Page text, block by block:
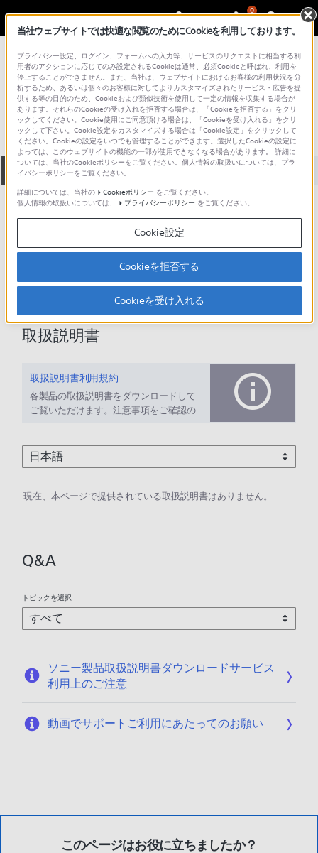
0
総合サポート・お問い合わせ プロフェッショナル／業務用
BZS-7540X
全て ダウンロード 取扱説明書 Q&A
ダウンロード
取扱説明書
取扱説明書利用規約
各製品の取扱説明書をダウンロードして
ご覧いただけます。注意事項をご確認の
現在、本ページで提供されている取扱説明書はありません。
Q&A
トピックを選択
ソニー製品取扱説明書ダウンロードサービス
利用上のご注意
動画でサポートご利用にあたってのお願い
このページはお役に立ちましたか？
当社ウェブサイトでは快適な閲覧のためにCookieを利用しております。
プライバシー設定、ログイン、フォームへの入力等、サービスのリクエストに相当する利
用者のアクションに応じてのみ設定されるCookieは通常、必須Cookieと呼ばれ、利用を
停止することができません。また、当社は、ウェブサイトにおけるお客様の利用状況を分
析するため、あるいは個々のお客様に対してよりカスタマイズされたサービス・広告を提
供する等の目的のため、Cookieおよび類似技術を使用して一定の情報を収集する場合が
あります。それらのCookieの受け入れを拒否する場合は、「Cookieを拒否する」をクリ
ックしてください。Cookie使用にご同意頂ける場合は、「Cookieを受け入れる」をクリ
ックして下さい。Cookie設定をカスタマイズする場合は「Cookie設定」をクリックして
ください。Cookieの設定をいつでも管理することができます。選択したCookieの設定に
よっては、このウェブサイトの機能の一部が使用できなくなる場合があります。 詳細に
ついては、当社のCookieポリシーをご覧ください。個人情報の取扱いについては、プラ
イバシーポリシーをご覧ください。
詳細については、当社の
Cookieポリシー をご覧ください。
個人情報の取扱いについては、
プライバシーポリシー をご覧ください。
Cookie設定
Cookieを拒否する
Cookieを受け入れる